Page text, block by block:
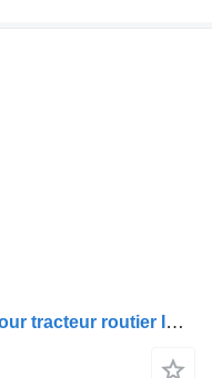
Unité de commande 41221119 pour tracteur routier IVECO STRALIS